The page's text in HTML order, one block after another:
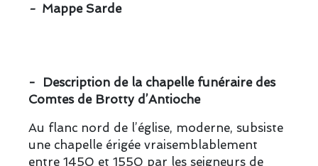
- Mappe Sarde
- Description de la chapelle funéraire des
Comtes de Brotty d’Antioche
Au flanc nord de l’église, moderne, subsiste
une chapelle érigée vraisemblablement
entre 1450 et 1550 par les seigneurs de